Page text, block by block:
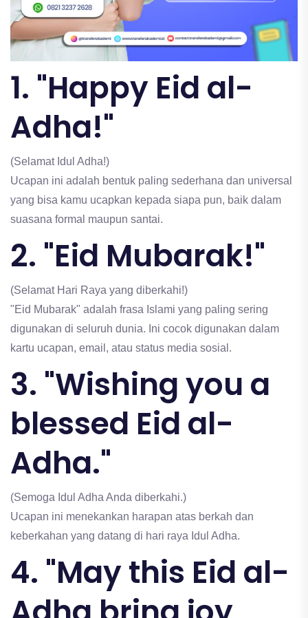
1. "Happy Eid al-
Adha!"
(Selamat Idul Adha!)
Ucapan ini adalah bentuk paling sederhana dan universal
yang bisa kamu ucapkan kepada siapa pun, baik dalam
suasana formal maupun santai.
2. "Eid Mubarak!"
(Selamat Hari Raya yang diberkahi!)
"Eid Mubarak" adalah frasa Islami yang paling sering
digunakan di seluruh dunia. Ini cocok digunakan dalam
kartu ucapan, email, atau status media sosial.
3. "Wishing you a
blessed Eid al-
Adha."
(Semoga Idul Adha Anda diberkahi.)
Ucapan ini menekankan harapan atas berkah dan
keberkahan yang datang di hari raya Idul Adha.
4. "May this Eid al-